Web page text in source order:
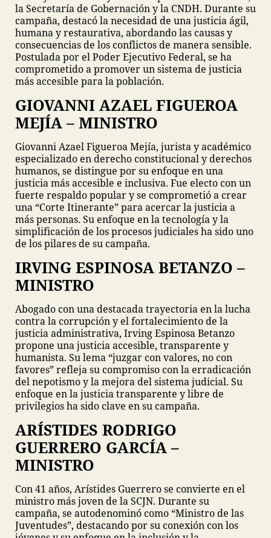
la Secretaría de Gobernación y la CNDH. Durante su
campaña, destacó la necesidad de una justicia ágil,
humana y restaurativa, abordando las causas y
consecuencias de los conflictos de manera sensible.
Postulada por el Poder Ejecutivo Federal, se ha
comprometido a promover un sistema de justicia
más accesible para la población.
GIOVANNI AZAEL FIGUEROA
MEJÍA – MINISTRO
Giovanni Azael Figueroa Mejía, jurista y académico
especializado en derecho constitucional y derechos
humanos, se distingue por su enfoque en una
justicia más accesible e inclusiva. Fue electo con un
fuerte respaldo popular y se comprometió a crear
una “Corte Itinerante” para acercar la justicia a
más personas. Su enfoque en la tecnología y la
simplificación de los procesos judiciales ha sido uno
de los pilares de su campaña.
IRVING ESPINOSA BETANZO –
MINISTRO
Abogado con una destacada trayectoria en la lucha
contra la corrupción y el fortalecimiento de la
justicia administrativa, Irving Espinosa Betanzo
propone una justicia accesible, transparente y
humanista. Su lema “juzgar con valores, no con
favores” refleja su compromiso con la erradicación
del nepotismo y la mejora del sistema judicial. Su
enfoque en la justicia transparente y libre de
privilegios ha sido clave en su campaña.
ARÍSTIDES RODRIGO
GUERRERO GARCÍA –
MINISTRO
Con 41 años, Arístides Guerrero se convierte en el
ministro más joven de la SCJN. Durante su
campaña, se autodenominó como “Ministro de las
Juventudes”, destacando por su conexión con los